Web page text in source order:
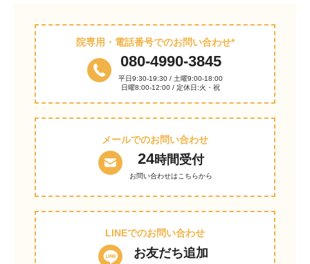
院専用・電話番号でのお問い合わせ*
080-4990-3845
平日9:30-19:30 / 土曜9:00-18:00
日曜8:00-12:00 / 定休日:火・祝
メールでのお問い合わせ
24時間受付
お問い合わせはこちらから
LINEでのお問い合わせ
お友だち追加